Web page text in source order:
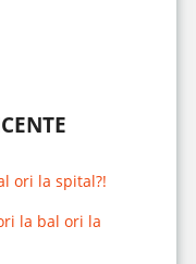
ori la spital?!
la bal ori la